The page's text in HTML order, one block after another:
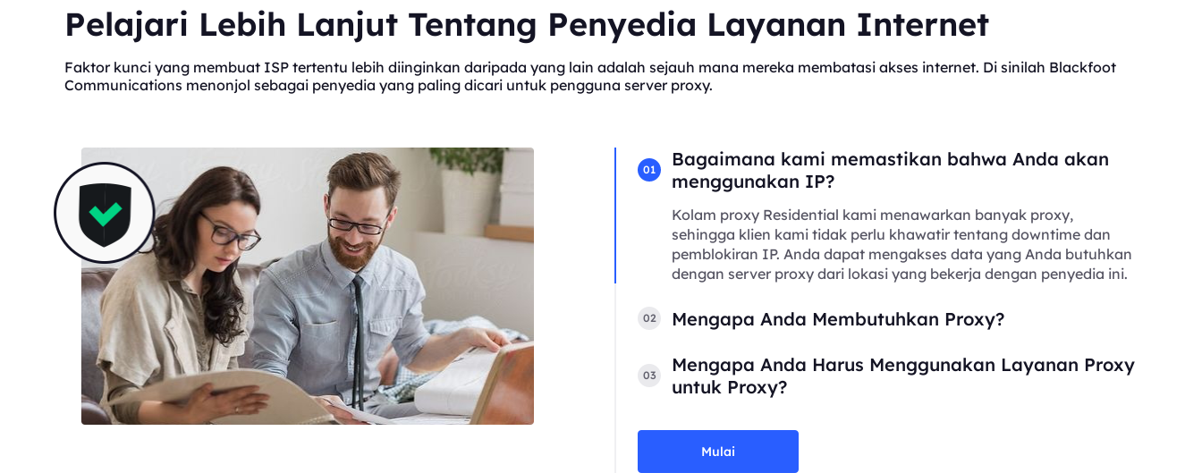
Pelajari Lebih Lanjut Tentang Penyedia Layanan Internet
Faktor kunci yang membuat ISP tertentu lebih diinginkan daripada yang lain adalah sejauh mana mereka membatasi akses internet. Di sinilah Blackfoot
Communications menonjol sebagai penyedia yang paling dicari untuk pengguna server proxy.
01
Bagaimana kami memastikan bahwa Anda akan
menggunakan IP?
Kolam proxy Residential kami menawarkan banyak proxy,
sehingga klien kami tidak perlu khawatir tentang downtime dan
pemblokiran IP. Anda dapat mengakses data yang Anda butuhkan
dengan server proxy dari lokasi yang bekerja dengan penyedia ini.
02 Mengapa Anda Membutuhkan Proxy?
03
Mengapa Anda Harus Menggunakan Layanan Proxy
untuk Proxy?
Mulai